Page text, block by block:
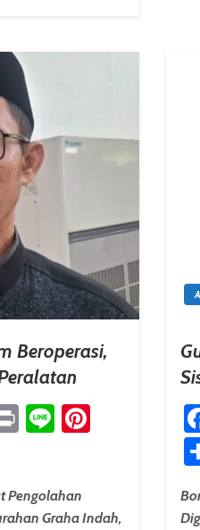
Beroperasi,
Print
Line Pinterest
Pengolahan
Graha Indah,